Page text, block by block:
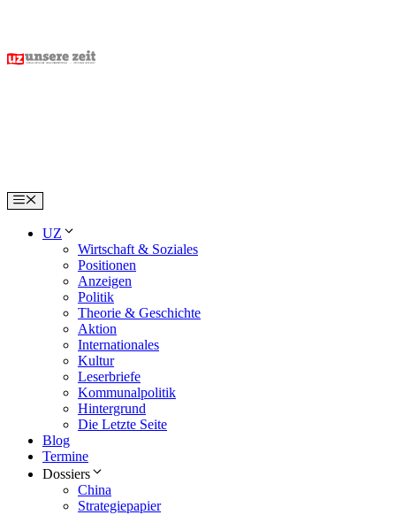
content
Menu
UZ
Wirtschaft & Soziales
Positionen
Anzeigen
Politik
Theorie & Geschichte
Aktion
Internationales
Kultur
Leserbriefe
Kommunalpolitik
Hintergrund
Die Letzte Seite
Blog
Termine
Dossiers
China
Strategiepapier